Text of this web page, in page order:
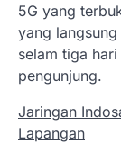
5G yang
yang
selam tiga
pengunjung.
Jaringan
Lapangan